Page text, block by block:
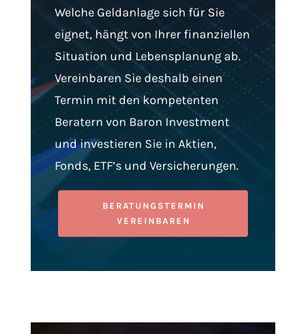
Welche Geldanlage sich für Sie
eignet, hängt von Ihrer finanziellen
Situation und Lebensplanung ab.
Vereinbaren Sie deshalb einen
Termin mit den kompetenten
Beratern von Baron Investment
und investieren Sie in Aktien,
Fonds, ETF’s und Versicherungen.
BERATUNGSTERMIN
VEREINBAREN